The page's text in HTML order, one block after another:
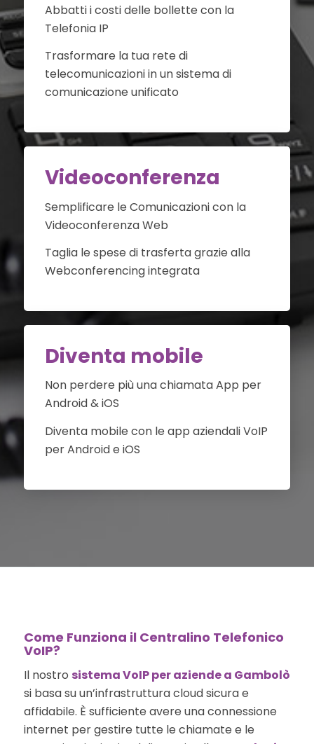
Abbatti i costi delle bollette con la
Telefonia IP
Trasformare la tua rete di
telecomunicazioni in un sistema di
comunicazione unificato
Videoconferenza
Semplificare le Comunicazioni con la
Videoconferenza Web
Taglia le spese di trasferta grazie alla
Webconferencing integrata
Diventa mobile
Non perdere più una chiamata App per
Android & iOS
Diventa mobile con le app aziendali VoIP
per Android e iOS
Come Funziona il Centralino Telefonico
VoIP?
Il nostro sistema VoIP per aziende a Gambolò
si basa su un’infrastruttura cloud sicura e
affidabile. È sufficiente avere una connessione
internet per gestire tutte le chiamate e le